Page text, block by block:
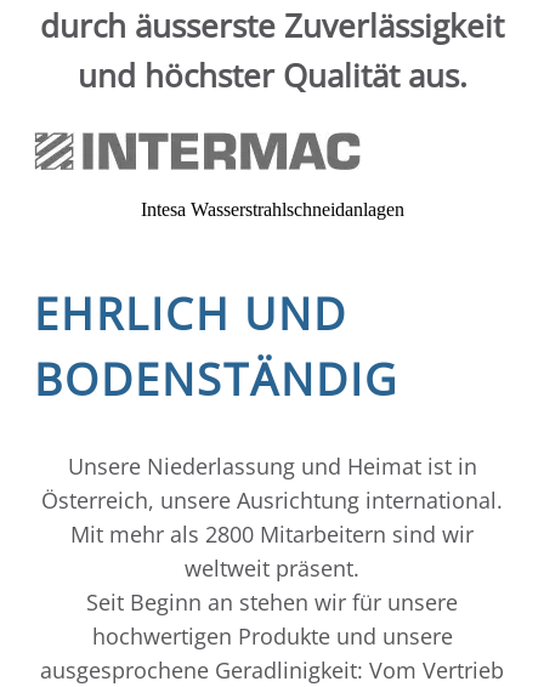
durch äusserste Zuverlässigkeit
und höchster Qualität aus.
Intesa Wasserstrahlschneidanlagen
EHRLICH UND
BODENSTÄNDIG
Unsere Niederlassung und Heimat ist in
Österreich, unsere Ausrichtung international.
Mit mehr als 2800 Mitarbeitern sind wir
weltweit präsent.
Seit Beginn an stehen wir für unsere
hochwertigen Produkte und unsere
ausgesprochene Geradlinigkeit: Vom Vertrieb